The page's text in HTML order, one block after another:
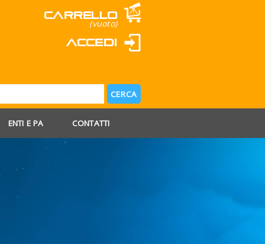
Carrello
(vuoto)
Accedi
ENTI E PA CONTATTI